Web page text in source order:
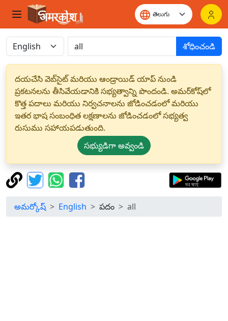
శోధించండి
దయచేసి వెబ్‌సైట్ మరియు ఆండ్రాయిడ్ యాప్ నుండి
ప్రకటనలను తీసివేయడానికి సభ్యత్వాన్ని పొందండి. అమర్‌కోష్‌లో
కొత్త పదాలు మరియు నిర్వచనాలను జోడించడంలో మరియు
ఇతర భాష సంబంధిత లక్షణాలను జోడించడంలో సభ్యత్వ
రుసుము సహాయపడుతుంది.
సభ్యుడిగా అవ్వండి
అమర్కోష్ English పదం all